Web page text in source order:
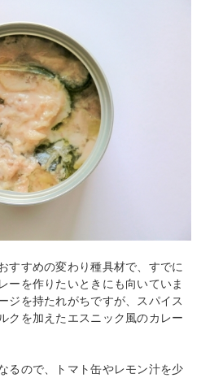
すすめの変わり種具材で、すでに
ーを作りたいときにも向いていま
ジを持たれがちですが、スパイス
クを加えたエスニック風のカレー
るので、トマト缶やレモン汁を少